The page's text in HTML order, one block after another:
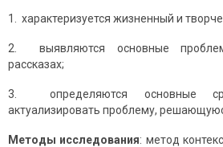
1. характеризуется жизненный и
2. выявляются основные
рассказах;
3. определяются основные
актуализировать проблему,
Методы исследования: метод